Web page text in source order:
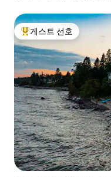
상위 게스트 선호
게스트 선호